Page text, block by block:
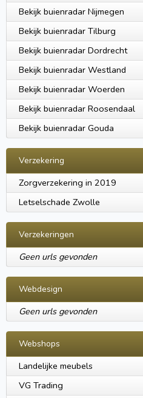
Bekijk buienradar Nijmegen
Bekijk buienradar Tilburg
Bekijk buienradar Dordrecht
Bekijk buienradar Westland
Bekijk buienradar Woerden
Bekijk buienradar Roosendaal
Bekijk buienradar Gouda
Verzekering
Zorgverzekering in 2019
Letselschade Zwolle
Verzekeringen
Geen urls gevonden
Webdesign
Geen urls gevonden
Webshops
Landelijke meubels
VG Trading